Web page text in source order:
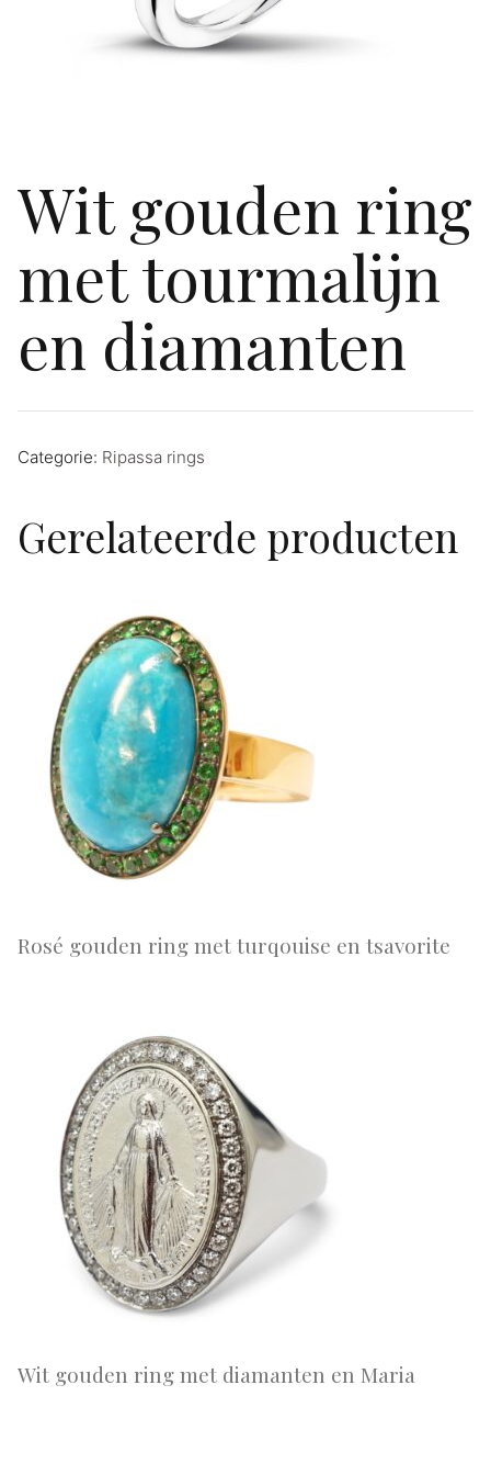
Wit gouden ring
met tourmalijn
en diamanten
Categorie: Ripassa rings
Gerelateerde producten
Rosé gouden ring met turqouise en tsavorite
Wit gouden ring met diamanten en Maria